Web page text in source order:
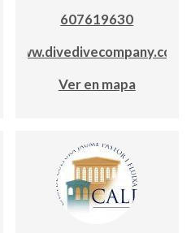
607619630
www.divedivecompany.com
Ver en mapa